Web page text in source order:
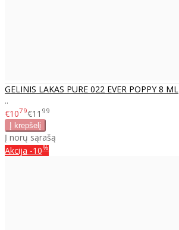
GELINIS LAKAS PURE 022 EVER POPPY 8 ML
..
€1079€11 99
Į norų sąrašą
Akcija -10%